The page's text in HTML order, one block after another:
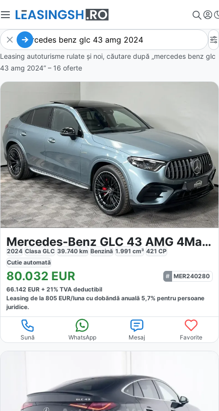
Leasing autoturisme rulate și noi, căutare după „mercedes benz glc
43 amg 2024” – 16 oferte
Mercedes-Benz GLC 43 AMG 4Matic Premium Plus Performance
2024 Clasa GLC 39.740 km Benzină 1.991 cm³ 421 CP
Cutie automată
80.032 EUR
MER240280
66.142 EUR + 21% TVA deductibil
Leasing de la 805 EUR/luna cu dobăndă anuală 5,7% pentru persoane
juridice.
Sună WhatsApp Mesaj Favorite